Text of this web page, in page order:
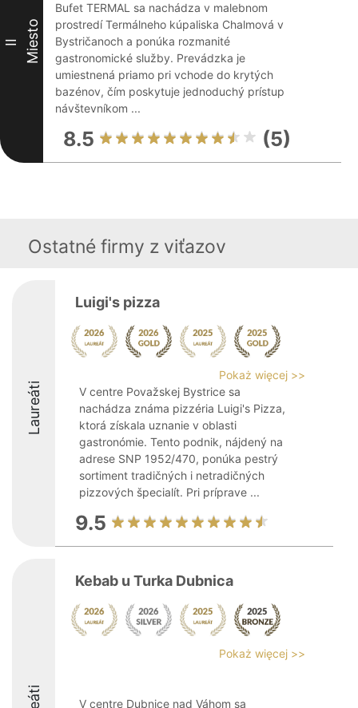
II Miesto
Bufet TERMAL sa nachádza v malebnom
prostredí Termálneho kúpaliska Chalmová v
Bystričanoch a ponúka rozmanité
gastronomické služby. Prevádzka je
umiestnená priamo pri vchode do krytých
bazénov, čím poskytuje jednoduchý prístup
návštevníkom ...
8.5 (5)
Ostatné firmy z viťazov
Laureáti
Luigi's pizza
Pokaż więcej >>
V centre Považskej Bystrice sa
nachádza známa pizzéria Luigi's Pizza,
ktorá získala uznanie v oblasti
gastronómie. Tento podnik, nájdený na
adrese SNP 1952/470, ponúka pestrý
sortiment tradičných i netradičných
pizzových špecialít. Pri príprave ...
9.5
Kebab u Turka Dubnica
Pokaż więcej >>
V centre Dubnice nad Váhom sa